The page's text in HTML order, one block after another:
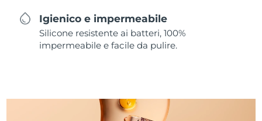
Igienico e impermeabile
Silicone resistente ai batteri, 100%
impermeabile e facile da pulire.